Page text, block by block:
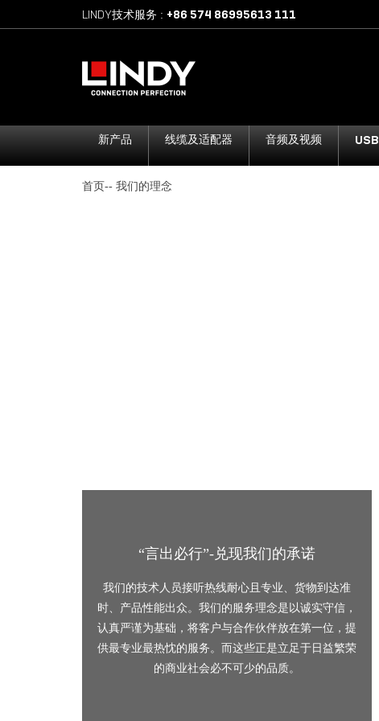
LINDY技术服务 : +86 574 86995613 111
新产品 线缆及适配器 音频及视频 USB
首页-- 我们的理念
“言出必行”-兑现我们的承诺
我们的技术人员接听热线耐心且专业、货物到达准
时、产品性能出众。我们的服务理念是以诚实守信，
认真严谨为基础，将客户与合作伙伴放在第一位，提
供最专业最热忱的服务。而这些正是立足于日益繁荣
的商业社会必不可少的品质。